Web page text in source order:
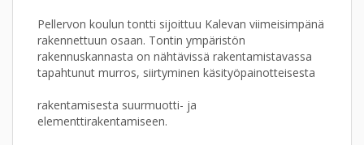
Pellervon koulun tontti sijoittuu Kalevan viimeisimpänä
rakennettuun osaan. Tontin ympäristön
rakennuskannasta on nähtävissä rakentamistavassa
tapahtunut murros, siirtyminen käsityöpainotteisesta
rakentamisesta suurmuotti- ja
elementtirakentamiseen.